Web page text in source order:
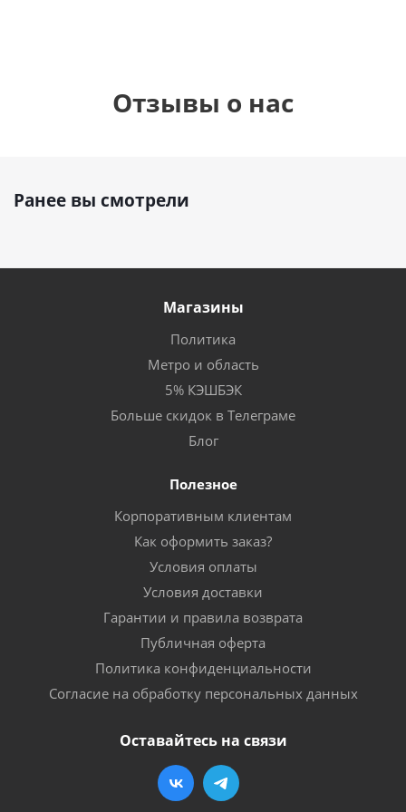
Отзывы о нас
Ранее вы смотрели
Магазины
Политика
Метро и область
5% КЭШБЭК
Больше скидок в Телеграме
Блог
Полезное
Корпоративным клиентам
Как оформить заказ?
Условия оплаты
Условия доставки
Гарантии и правила возврата
Публичная оферта
Политика конфиденциальности
Согласие на обработку персональных данных
Оставайтесь на связи